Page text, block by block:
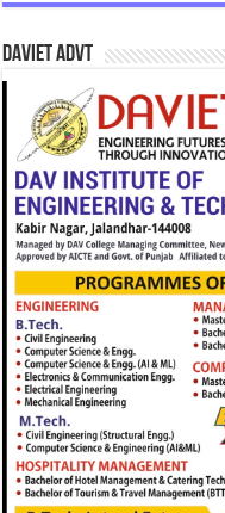
DAVIET Advt